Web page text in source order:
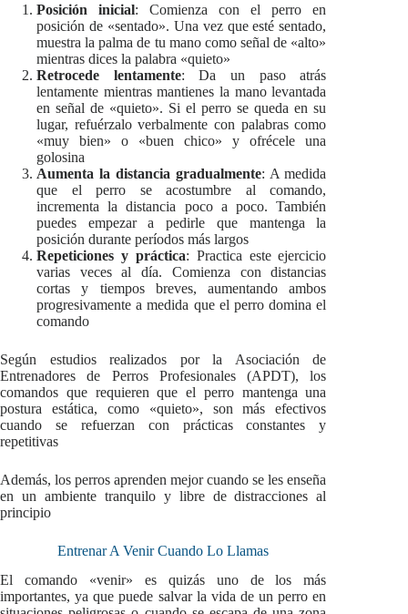
Posición inicial: Comienza con el perro en
posición de «sentado». Una vez que esté sentado,
muestra la palma de tu mano como señal de «alto»
mientras dices la palabra «quieto»
Retrocede lentamente: Da un paso atrás
lentamente mientras mantienes la mano levantada
en señal de «quieto». Si el perro se queda en su
lugar, refuérzalo verbalmente con palabras como
«muy bien» o «buen chico» y ofrécele una
golosina
Aumenta la distancia gradualmente: A medida
que el perro se acostumbre al comando,
incrementa la distancia poco a poco. También
puedes empezar a pedirle que mantenga la
posición durante períodos más largos
Repeticiones y práctica: Practica este ejercicio
varias veces al día. Comienza con distancias
cortas y tiempos breves, aumentando ambos
progresivamente a medida que el perro domina el
comando
Según estudios realizados por la Asociación de
Entrenadores de Perros Profesionales (APDT), los
comandos que requieren que el perro mantenga una
postura estática, como «quieto», son más efectivos
cuando se refuerzan con prácticas constantes y
repetitivas
Además, los perros aprenden mejor cuando se les enseña
en un ambiente tranquilo y libre de distracciones al
principio
Entrenar A Venir Cuando Lo Llamas
El comando «venir» es quizás uno de los más
importantes, ya que puede salvar la vida de un perro en